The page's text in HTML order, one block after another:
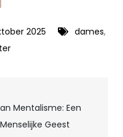
2025 dames,
op
Dames:
Ontdek
Mentalisme: Een
Geest